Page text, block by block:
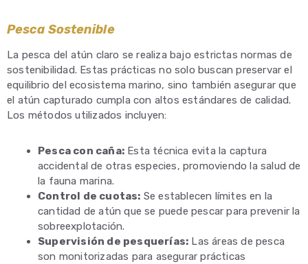
Pesca Sostenible
La pesca del atún claro se realiza bajo estrictas normas de
sostenibilidad. Estas prácticas no solo buscan preservar el
equilibrio del ecosistema marino, sino también asegurar que
el atún capturado cumpla con altos estándares de calidad.
Los métodos utilizados incluyen:
Pesca con caña: Esta técnica evita la captura
accidental de otras especies, promoviendo la salud de
la fauna marina.
Control de cuotas: Se establecen límites en la
cantidad de atún que se puede pescar para prevenir la
sobreexplotación.
Supervisión de pesquerías: Las áreas de pesca
son monitorizadas para asegurar prácticas